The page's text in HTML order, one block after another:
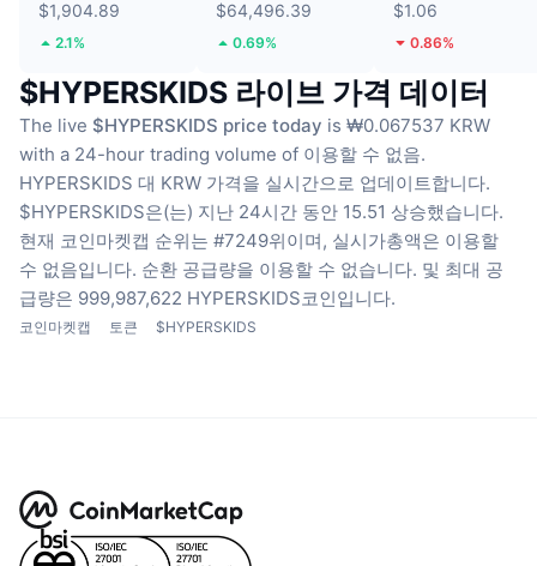
$1,904.89
2.1%
$64,496.39
0.69%
$1.06
0.86%
$HYPERSKIDS 라이브 가격 데이터
The live $HYPERSKIDS price today is ₩0.067537 KRW
with a 24-hour trading volume of 이용할 수 없음.
HYPERSKIDS 대 KRW 가격을 실시간으로 업데이트합니다.
$HYPERSKIDS은(는) 지난 24시간 동안 15.51 상승했습니다.
현재 코인마켓캡 순위는 #7249위이며, 실시가총액은 이용할
수 없음입니다. 순환 공급량을 이용할 수 없습니다. 및 최대 공
급량은 999,987,622 HYPERSKIDS코인입니다.
코인마켓캡 토큰 $HYPERSKIDS